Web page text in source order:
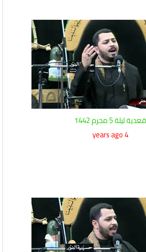
قعدية ليلة 5 محرم 1442
4 years ago